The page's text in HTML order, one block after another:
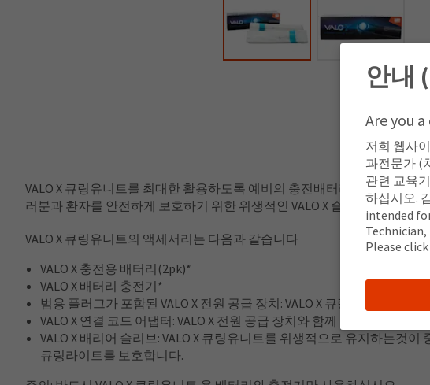
VALO X 큐링유니트를 최대한 활용하도록 예비의 충전배터리와 충전기를
러분과 환자를 안전하게 보호하기 위한 위생적인 VALO X 슬리브도 있습니
VALO X 큐링유니트의 액세서리는 다음과 같습니다
VALO X 충전용 배터리(2pk)*
VALO X 배터리 충전기*
범용 플러그가 포함된 VALO X 전원 공급 장치: VALO X 큐링라이트 코
VALO X 연결 코드 어댑터: VALO X 전원 공급 장치와 함께 연결되어 있어
VALO X 배리어 슬리브: VALO X 큐링유니트를 위생적으로 유지하는것
큐링라이트를 보호합니다.
안내
Are you
저희 웹사
과전문가 (
관련 교육
하십시오.
intended
Please